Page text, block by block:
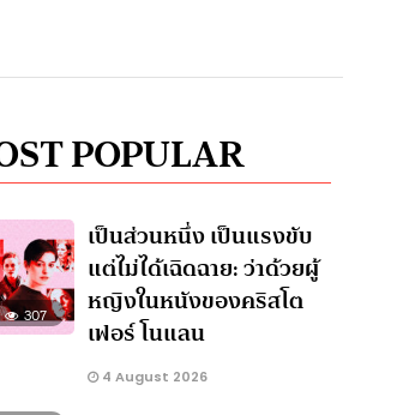
POPULAR
307
เป็นส่วนหนึ่ง เป็นแรงขับ
แต่ไม่ได้เฉิดฉาย: ว่าด้วยผู้
หญิงในหนังของคริสโต
เฟอร์ โนแลน
4 August 2026